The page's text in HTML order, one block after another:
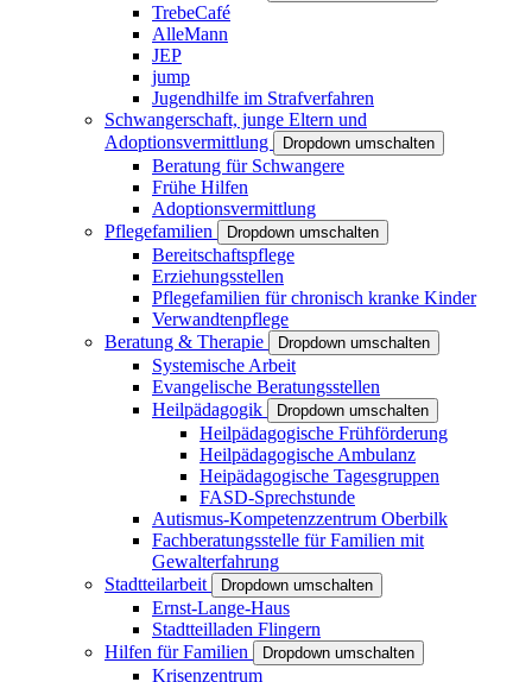
TrebeCafé
AlleMann
JEP
jump
Jugendhilfe im Strafverfahren
Schwangerschaft, junge Eltern und
Adoptionsvermittlung
Dropdown umschalten
Beratung für Schwangere
Frühe Hilfen
Adoptionsvermittlung
Pflegefamilien
Dropdown umschalten
Bereitschaftspflege
Erziehungsstellen
Pflegefamilien für chronisch kranke Kinder
Verwandtenpflege
Beratung & Therapie
Dropdown umschalten
Systemische Arbeit
Evangelische Beratungsstellen
Heilpädagogik
Dropdown umschalten
Heilpädagogische Frühförderung
Heilpädagogische Ambulanz
Heipädagogische Tagesgruppen
FASD-Sprechstunde
Autismus-Kompetenzzentrum Oberbilk
Fachberatungsstelle für Familien mit
Gewalterfahrung
Stadtteilarbeit
Dropdown umschalten
Ernst-Lange-Haus
Stadtteilladen Flingern
Hilfen für Familien
Dropdown umschalten
Krisenzentrum